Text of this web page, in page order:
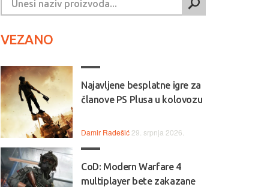
VEZANO
Najavljene besplatne igre za
članove PS Plusa u kolovozu
Damir Radešić 29. srpnja 2026.
CoD: Modern Warfare 4
multiplayer bete zakazane